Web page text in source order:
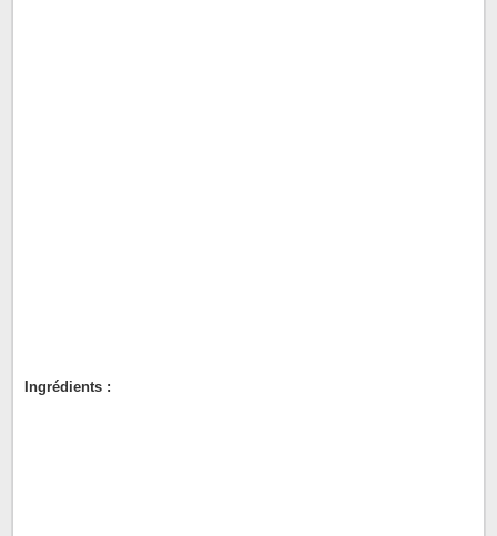
Ingrédients :